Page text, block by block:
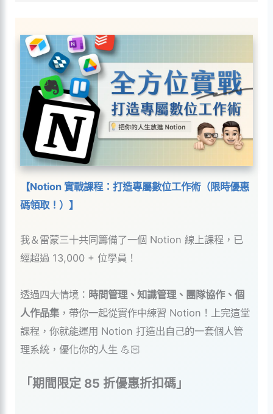
【Notion 實戰課程：打造專屬數位工作術（限時優惠
碼領取！）】
我＆雷蒙三十共同籌備了一個 Notion 線上課程，已
經超過 13,000 + 位學員！
透過四大情境： 時間管理、知識管理、團隊協作、個
人作品集 ，帶你一起從實作中練習 Notion！上完這堂
課程，你就能運用 Notion 打造出自己的一套個人管
理系統，優化你的人生 💪🏻
「期間限定 85 折優惠折扣碼」